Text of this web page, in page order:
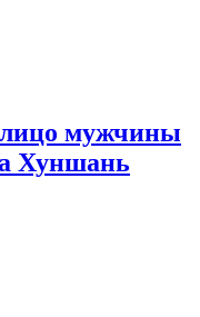
мужчины
Хуншань